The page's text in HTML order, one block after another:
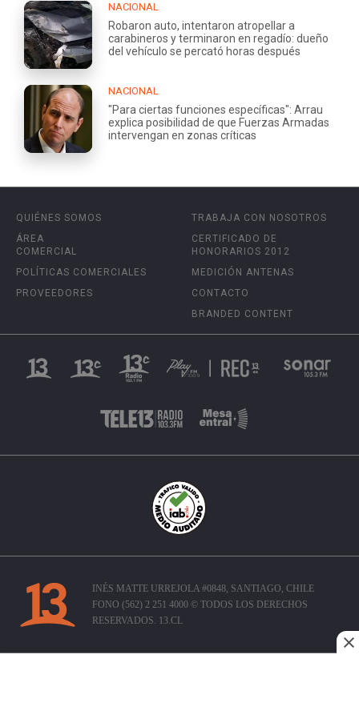
NACIONAL
Robaron auto, intentaron atropellar a
carabineros y terminaron en regadío: dueño
del vehículo se percató horas después
NACIONAL
"Para ciertas funciones específicas": Arrau
explica posibilidad de que Fuerzas Armadas
intervengan en zonas críticas
QUIÉNES SOMOS
ÁREA
COMERCIAL
POLÍTICAS COMERCIALES
PROVEEDORES
TRABAJA CON NOSOTROS
CERTIFICADO DE
HONORARIOS 2012
MEDICIÓN ANTENAS
CONTACTO
BRANDED CONTENT
INÉS MATTE URREJOLA #0848, SANTIAGO, CHILE
FONO (562) 2 251 4000 © TODOS LOS DERECHOS
RESERVADOS. 13.CL